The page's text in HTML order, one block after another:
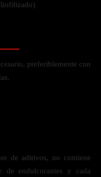
preferiblemente con
de aditivos, no contiene
de endulcorantes y cada